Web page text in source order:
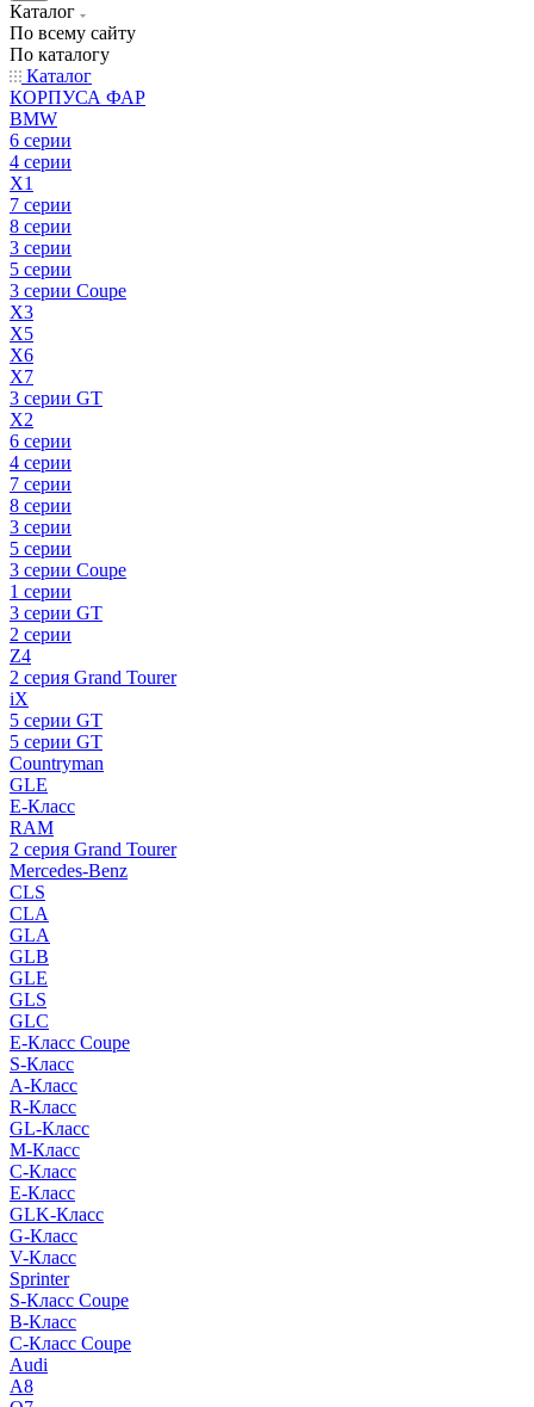
Каталог
По всему сайту
По каталогу
Каталог
КОРПУСА ФАР
BMW
6 серии
4 серии
X1
7 серии
8 серии
3 серии
5 серии
3 серии Coupe
X3
X5
X6
X7
3 серии GT
X2
6 серии
4 серии
7 серии
8 серии
3 серии
5 серии
3 серии Coupe
1 серии
3 серии GT
2 серии
Z4
2 серия Grand Tourer
iX
5 серии GT
5 серии GT
Countryman
GLE
E-Класс
RAM
2 серия Grand Tourer
Mercedes-Benz
CLS
CLA
GLA
GLB
GLE
GLS
GLC
E-Класс Coupe
S-Класс
A-Класс
R-Класс
GL-Класс
M-Класс
C-Класс
E-Класс
GLK-Класс
G-Класс
V-Класс
Sprinter
S-Класс Сoupe
B-Класс
C-Класс Coupe
Audi
A8